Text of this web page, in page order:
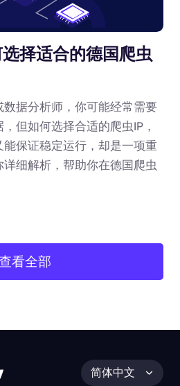
择适合的德国爬虫
据分析师，你可能经常需要
但如何选择合适的爬虫IP，
保证稳定运行，却是一项重
细解析，帮助你在德国爬虫
看全部
简体中文